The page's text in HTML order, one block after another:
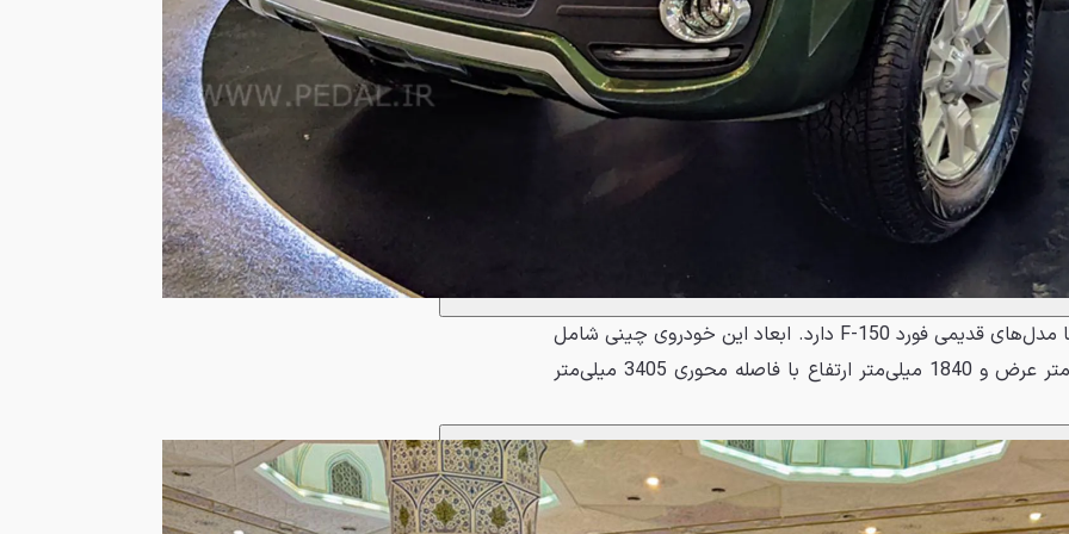
نمای روبروی آسنا شباهت زیادی با مدل‌های قدیمی فورد F-150 دارد. ابعاد این خودروی چینی شامل
5560 میلی‌متر طول، 1840 میلی‌متر عرض و 1840 میلی‌متر ارتفاع با فاصله محوری 3405 میلی‌متر